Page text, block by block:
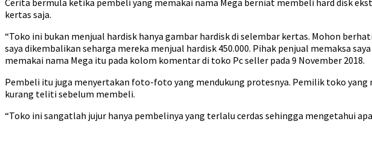
Cerita bermula ketika pembeli yang memakai nama Mega berniat membeli hard disk
kertas saja.
“Toko ini bukan menjual hardisk hanya gambar hardisk di selembar kertas. Mohon
saya dikembalikan seharga mereka menjual hardisk 450.000. Pihak penjual memaksa
memakai nama Mega itu pada kolom komentar di toko Pc seller pada 9 November 2018.
Pembeli itu juga menyertakan foto-foto yang mendukung protesnya. Pemilik toko
kurang teliti sebelum membeli.
“Toko ini sangatlah jujur hanya pembelinya yang terlalu cerdas sehingga mengetahui